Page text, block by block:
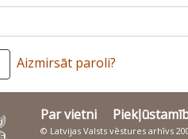
Aizmirsāt paroli?
Par vietni
© Latvijas Valsts vēstures arhīvs